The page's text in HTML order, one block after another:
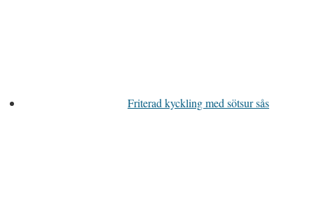
Friterad kyckling med sötsur sås